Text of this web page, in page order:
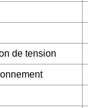
de tension